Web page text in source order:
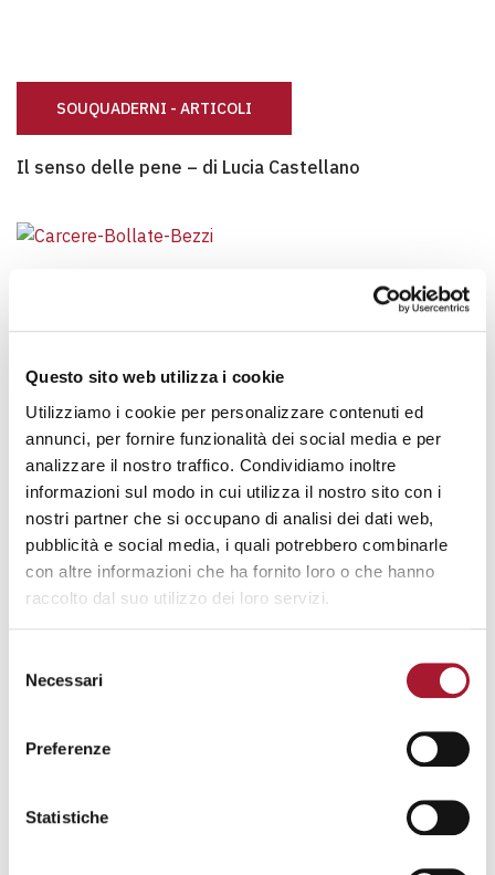
Questo sito web utilizza i cookie
Utilizziamo i cookie per personalizzare contenuti ed
annunci, per fornire funzionalità dei social media e per
analizzare il nostro traffico. Condividiamo inoltre
informazioni sul modo in cui utilizza il nostro sito con i
nostri partner che si occupano di analisi dei dati web,
pubblicità e social media, i quali potrebbero combinarle
con altre informazioni che ha fornito loro o che hanno
raccolto dal suo utilizzo dei loro servizi.
delNecessari
Preferenze
Statistiche
SOUQUADERNI - ARTICOLI
Il senso delle pene – di Lucia Castellano
Interventi educativi in ambito penitenziario: (a)simmetrie
SOUQUADERNI - ARTICOLI
Interventi educativi in ambito penitenziario:
(a)simmetrie tra dentro e fuori – di Roberto Bezzi